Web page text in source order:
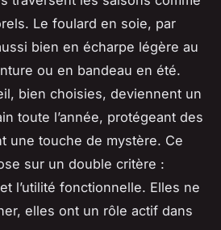
Le foulard en soie, par
bien en écharpe légère au
ou en bandeau en été.
bien choisies, deviennent un
toute l’année, protégeant des
une touche de mystère. Ce
sur un double critère :
et l’utilité fonctionnelle. Elles ne
elles ont un rôle actif dans